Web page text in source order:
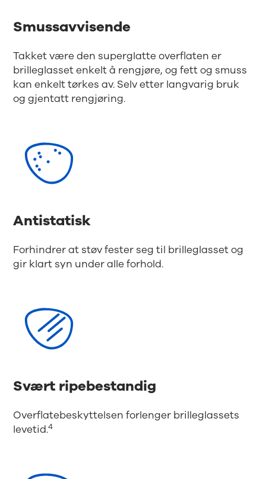
Smussavvisende
Takket være den superglatte overflaten er
brilleglasset enkelt å rengjøre, og fett og smuss
kan enkelt tørkes av. Selv etter langvarig bruk
og gjentatt rengjøring.
Antistatisk
Forhindrer at støv fester seg til brilleglasset og
gir klart syn under alle forhold.
Svært ripebestandig
Overflatebeskyttelsen forlenger brilleglassets
levetid.4